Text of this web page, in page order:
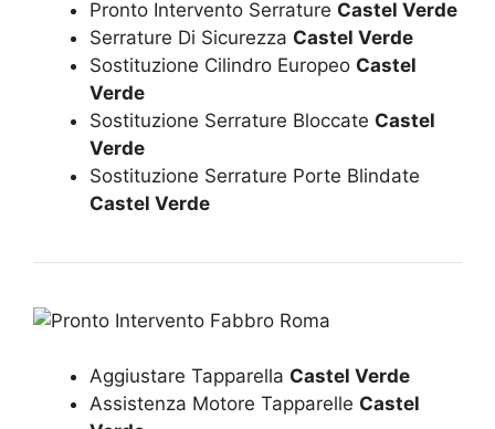
Pronto Intervento Serrature Castel Verde
Serrature Di Sicurezza Castel Verde
Sostituzione Cilindro Europeo Castel
Verde
Sostituzione Serrature Bloccate Castel
Verde
Sostituzione Serrature Porte Blindate
Castel Verde
Aggiustare Tapparella Castel Verde
Assistenza Motore Tapparelle Castel